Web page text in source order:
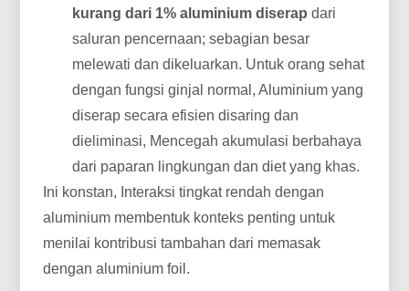
kurang dari 1% aluminium diserap dari
saluran pencernaan; sebagian besar
melewati dan dikeluarkan. Untuk orang sehat
dengan fungsi ginjal normal, Aluminium yang
diserap secara efisien disaring dan
dieliminasi, Mencegah akumulasi berbahaya
dari paparan lingkungan dan diet yang khas.
Ini konstan, Interaksi tingkat rendah dengan
aluminium membentuk konteks penting untuk
menilai kontribusi tambahan dari memasak
dengan aluminium foil.